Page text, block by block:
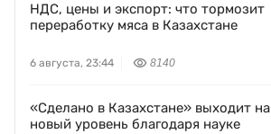
НДС, цены и экспорт: что тормозит
переработку мяса в Казахстане
6 августа, 23:44 8140
«Сделано в Казахстане» выходит на
новый уровень благодаря науке